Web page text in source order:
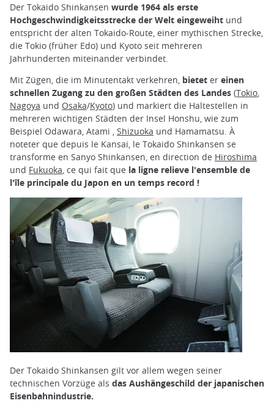
Der Tokaido Shinkansen wurde 1964 als erste
Hochgeschwindigkeitsstrecke der Welt eingeweiht und
entspricht der alten Tokaido-Route, einer mythischen Strecke,
die Tokio (früher Edo) und Kyoto seit mehreren
Jahrhunderten miteinander verbindet.
Mit Zügen, die im Minutentakt verkehren, bietet er einen
schnellen Zugang zu den großen Städten des Landes (Tokio,
Nagoya und Osaka/Kyoto) und markiert die Haltestellen in
mehreren wichtigen Städten der Insel Honshu, wie zum
Beispiel Odawara, Atami , Shizuoka und Hamamatsu. À
noteter que depuis le Kansai, le Tokaido Shinkansen se
transforme en Sanyo Shinkansen, en direction de Hiroshima
und Fukuoka, ce qui fait que la ligne relieve l'ensemble de
l'île principale du Japon en un temps record !
Der Tokaido Shinkansen gilt vor allem wegen seiner
technischen Vorzüge als das Aushängeschild der japanischen
Eisenbahnindustrie.